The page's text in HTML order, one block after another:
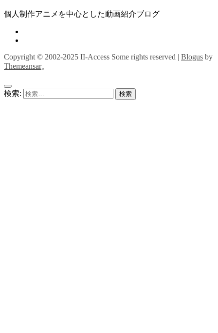
個人制作アニメを中心とした動画紹介ブログ
Copyright © 2002-2025 II-Access Some rights reserved | Blogus by
Themeansar。
検索: